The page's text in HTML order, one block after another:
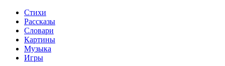
Стихи
Рассказы
Словари
Картины
Музыка
Игры